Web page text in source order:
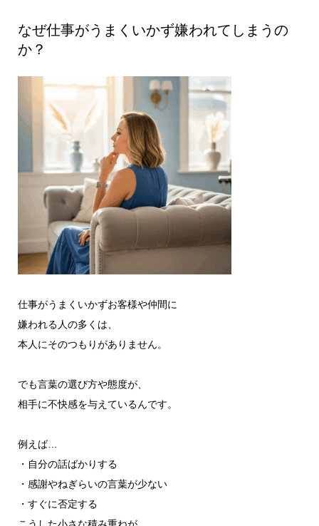
なぜ仕事がうまくいかず嫌われてしまうの
か？
仕事がうまくいかずお客様や仲間に
嫌われる人の多くは、
本人にそのつもりがありません。
でも言葉の選び方や態度が、
相手に不快感を与えているんです。
例えば…
・自分の話ばかりする
・感謝やねぎらいの言葉が少ない
・すぐに否定する